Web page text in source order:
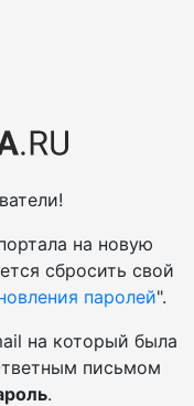
на новую
сбросить свой
паролей".
на который была
письмом
.